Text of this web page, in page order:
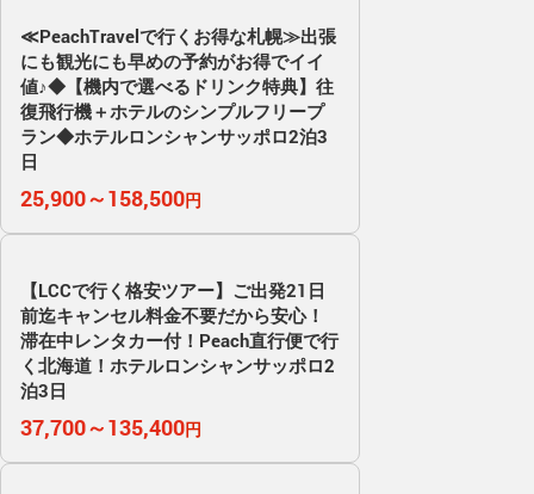
≪PeachTravelで行くお得な札幌≫出張
にも観光にも早めの予約がお得でイイ
値♪◆【機内で選べるドリンク特典】往
復飛行機＋ホテルのシンプルフリープ
ラン◆ホテルロンシャンサッポロ2泊3
日
25,900～158,500円
【LCCで行く格安ツアー】ご出発21日
前迄キャンセル料金不要だから安心！
滞在中レンタカー付！Peach直行便で行
く北海道！ホテルロンシャンサッポロ2
泊3日
37,700～135,400円